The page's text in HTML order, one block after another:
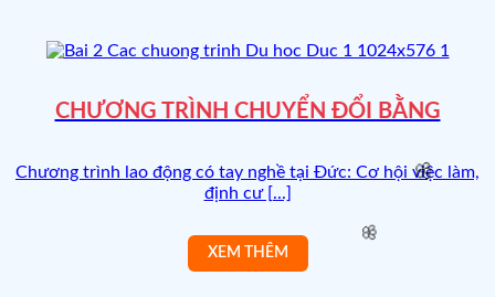
CHƯƠNG TRÌNH CHUYỂN ĐỔI BẰNG
Chương trình lao động có tay nghề tại Đức: Cơ hội việc làm,
định cư [...]